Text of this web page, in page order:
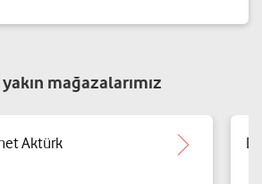
mağazalarımız
Aktürk